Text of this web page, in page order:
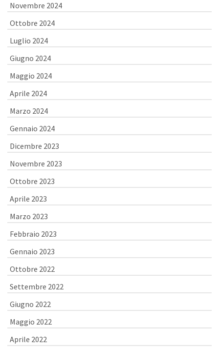
Novembre 2024
Ottobre 2024
Luglio 2024
Giugno 2024
Maggio 2024
Aprile 2024
Marzo 2024
Gennaio 2024
Dicembre 2023
Novembre 2023
Ottobre 2023
Aprile 2023
Marzo 2023
Febbraio 2023
Gennaio 2023
Ottobre 2022
Settembre 2022
Giugno 2022
Maggio 2022
Aprile 2022